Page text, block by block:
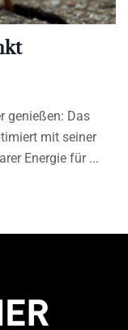
genießen: Das
mit seiner
Energie für